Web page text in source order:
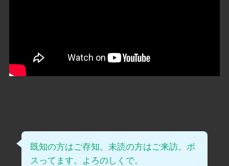
既知の方はご存知。未読の方はご来訪。ポ
スってます。よろのしくで。